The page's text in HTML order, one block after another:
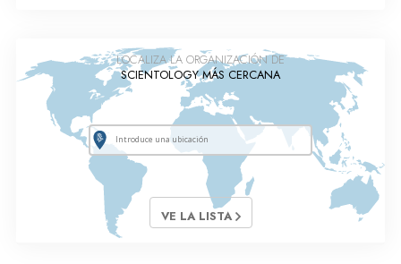
LOCALIZA LA ORGANIZACIÓN DE
SCIENTOLOGY MÁS CERCANA
VE LA LISTA